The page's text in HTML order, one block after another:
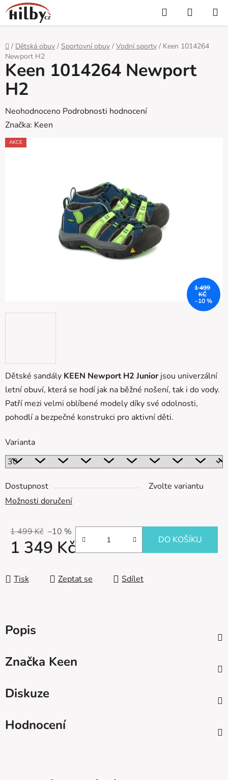
Přejít
na
obsah
Hledat
KOŠÍK
Domů
/ Dětská obuv / Sportovní obuv / Vodní sporty / Keen 1014264
Newport H2
Dětské sandály KEEN Newport H2 Junior jsou univerzální
letní obuví, která se hodí jak na běžné nošení, tak i do vody.
Patří mezi velmi oblíbené modely díky své odolnosti,
pohodlí a bezpečné konstrukci pro aktivní děti.
Varianta
Dostupnost
Zvolte variantu
Možnosti doručení
1 499 Kč –10 %
1 349 Kč DO KOŠÍKU
Tisk Zeptat se Sdílet
Keen 1014264 Newport
H2
Průměrné
hodnocení
produktu
Neohodnoceno Podrobnosti hodnocení
Značka: Keen
AKCE
1 499
KČ
–10 %
Popis
Značka Keen
Diskuze
Hodnocení